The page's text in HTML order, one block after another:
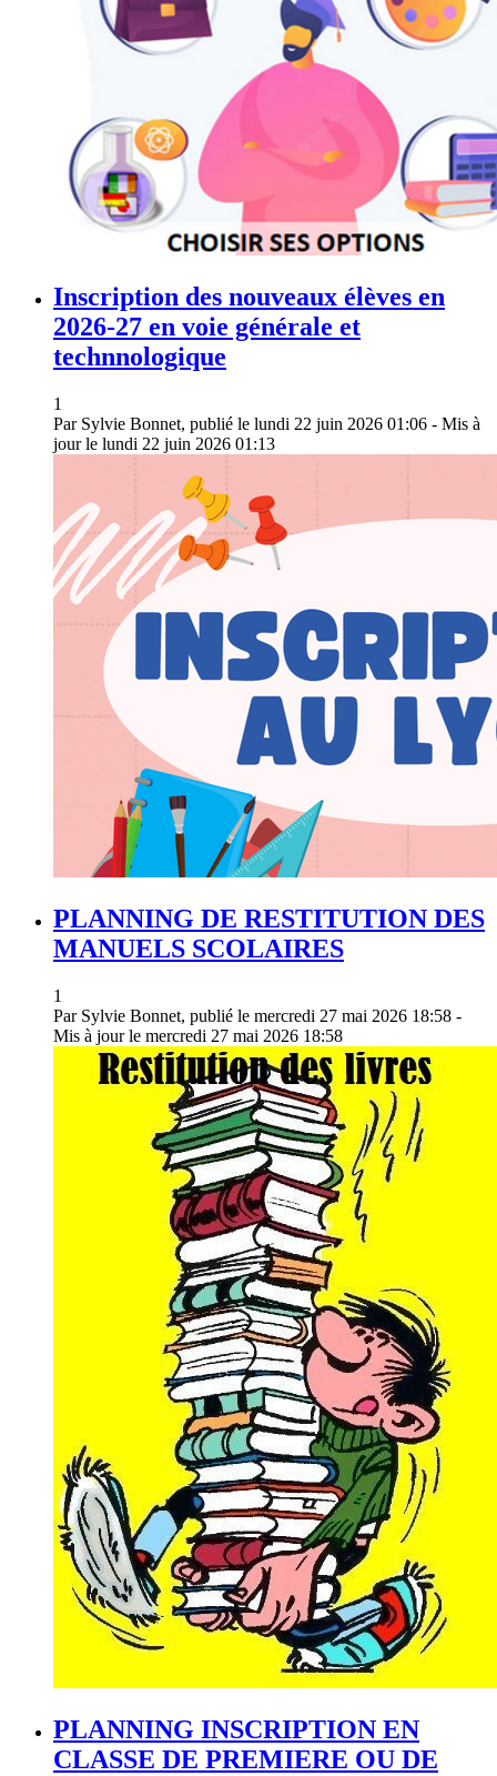
Inscription des nouveaux élèves en
2026-27 en voie générale et
technnologique
1
Par Sylvie Bonnet, publié le lundi 22 juin 2026 01:06 - Mis à
jour le lundi 22 juin 2026 01:13
PLANNING DE RESTITUTION DES
MANUELS SCOLAIRES
1
Par Sylvie Bonnet, publié le mercredi 27 mai 2026 18:58 -
Mis à jour le mercredi 27 mai 2026 18:58
PLANNING INSCRIPTION EN
CLASSE DE PREMIERE OU DE